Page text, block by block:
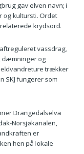
gav elven navn; i
og kultursti. Ordet
krydsord.
vassdrag,
dæmninger og
trækker
SKJ fungerer som
Drangedalselva
Norsjøkanalen,
er
hen på lokale